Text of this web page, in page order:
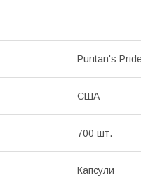
Puritan's
США
700 шт.
Капсули